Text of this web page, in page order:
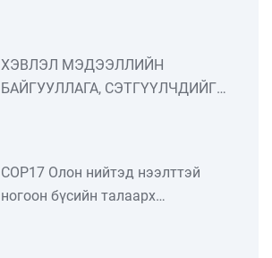
хэмжээ"-ний талаар мэдээлэл
бэлтгэн танилцуулж байна. Цуврал
ХЭВЛЭЛ МЭДЭЭЛЛИЙН
БАЙГУУЛЛАГА, СЭТГҮҮЛЧДИЙГ
COP17 Олон нийтэд нээлттэй
ногоон бүсийн талаарх